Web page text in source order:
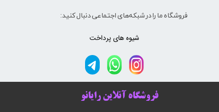
فروشگاه آنلاین رایانو
فروشگاه ما را در شبکه‌های اجتماعی دنبال کنید:
شیوه های پرداخت